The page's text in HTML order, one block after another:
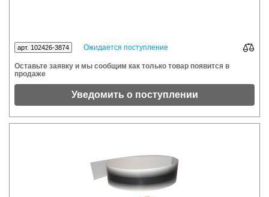
арт. 102426-3874 Ожидается поступление
Оставьте заявку и мы сообщим как только товар появится в
продаже
Уведомить о поступлении